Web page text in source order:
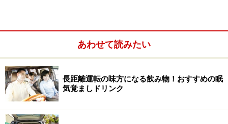
シートがない状態で、もしエアバッグが展開してしまっ
器。衝撃で鼓膜が破れた、などの被害も報告されていま
す。
あわせて読みたい
長距離運転の味方になる飲み物！おすすめの眠
気覚ましドリンク